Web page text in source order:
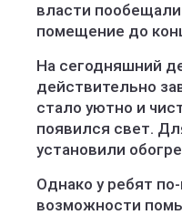
власти
помещение до
На сегодняшний
действительно
стало уютно и
появился свет.
установили
Однако у ребят
возможности